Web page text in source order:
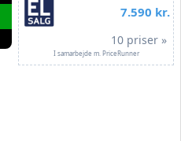
7.590 kr.
10 priser »
I samarbejde m. PriceRunner